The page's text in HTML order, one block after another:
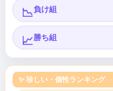
📉負け組
📈勝ち組
✨ 珍しい・個性ランキング